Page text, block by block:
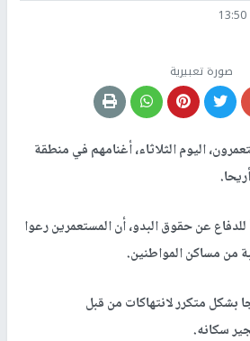
صورة تعبيرية